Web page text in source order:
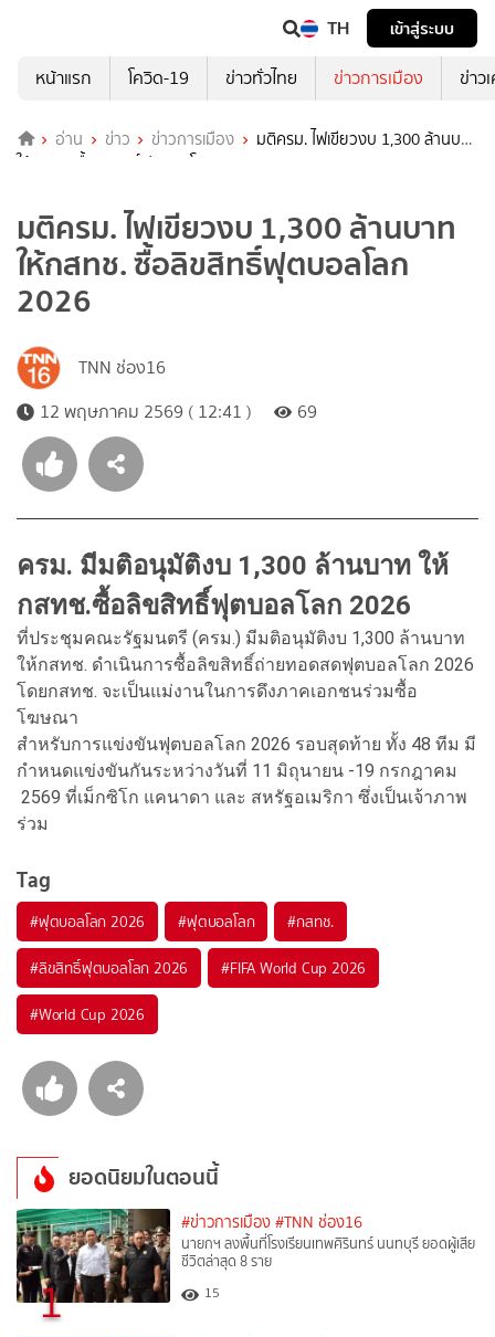
TH
เข้าสู่ระบบ
หน้าแรก
โควิด-19 ข่าวทั่วไทย ข่าวการเมือง ข่าว
อ่าน ข่าว ข่าวการเมือง
มติครม. ไฟเขียวงบ 1,300 ล้านบาท
ให้กสทช. ซื้อลิขสิทธิ์ฟุตบอลโลก 2026
มติครม. ไฟเขียวงบ 1,300 ล้านบาท
ให้กสทช. ซื้อลิขสิทธิ์ฟุตบอลโลก
2026
TNN ช่อง16
12 พฤษภาคม 2569 ( 12:41 )
69
ครม. มีมติอนุมัติงบ 1,300 ล้านบาท ให้
กสทช.ซื้อลิขสิทธิ์ฟุตบอลโลก 2026
ที่ประชุมคณะรัฐมนตรี (ครม.) มีมติอนุมัติงบ 1,300 ล้านบาท
ให้กสทช. ดำเนินการซื้อลิขสิทธิ์ถ่ายทอดสดฟุตบอลโลก 2026
โดยกสทช. จะเป็นแม่งานในการดึงภาคเอกชนร่วมซื้อ
โฆษณา
สำหรับการแข่งขันฟุตบอลโลก 2026 รอบสุดท้าย ทั้ง 48 ทีม มี
กำหนดแข่งขันกันระหว่างวันที่ 11 มิถุนายน -19 กรกฎาคม
2569 ที่เม็กซิโก แคนาดา และ สหรัฐอเมริกา ซึ่งเป็นเจ้าภาพ
ร่วม
Tag
#ฟุตบอลโลก 2026 #ฟุตบอลโลก #กสทช.
#ลิขสิทธิ์ฟุตบอลโลก 2026 #FIFA World Cup 2026
#World Cup 2026
ยอดนิยมในตอนนี้
1
#ข่าวการเมือง #TNN ช่อง16
นายกฯ ลงพื้นที่โรงเรียนเทพศิรินทร์ นนทบุรี ยอดผู้เสีย
ชีวิตล่าสุด 8 ราย
15